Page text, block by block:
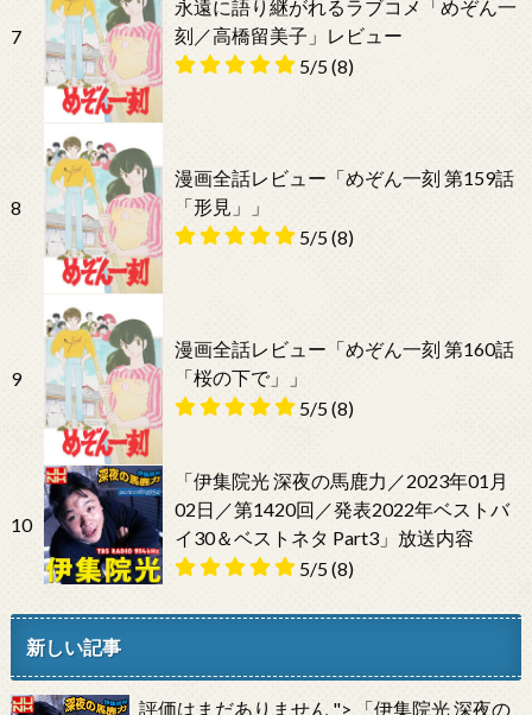
7
永遠に語り継がれるラブコメ「めぞん一
刻／高橋留美子」レビュー
5/5(8)
8
漫画全話レビュー「めぞん一刻 第159話
「形見」」
5/5(8)
9
漫画全話レビュー「めぞん一刻 第160話
「桜の下で」」
5/5(8)
10
「伊集院光 深夜の馬鹿力／2023年01月
02日／第1420回／発表2022年ベストバ
イ30＆ベストネタ Part3」放送内容
5/5(8)
新しい記事
評価はまだありません ">
「伊集院光 深夜の